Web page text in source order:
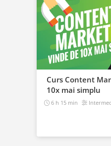
Curs Content
10x mai simplu
6 h 15 min